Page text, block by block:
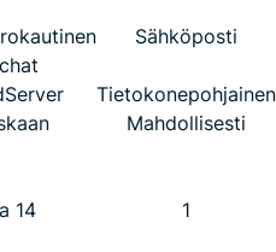
Sähköposti
Tietokonepohjainen
Mahdollisesti
14 1